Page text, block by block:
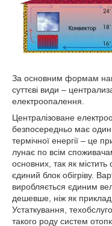
За основним формам
суттєві види –
електроопалення.
Централізоване
безпосередньо має
термічної енергії – це
лунає по всім
основних, так як
єдиний блок обігріву.
виробляється єдиним
дешевше, ніж як
Устаткування,
такого роду систем